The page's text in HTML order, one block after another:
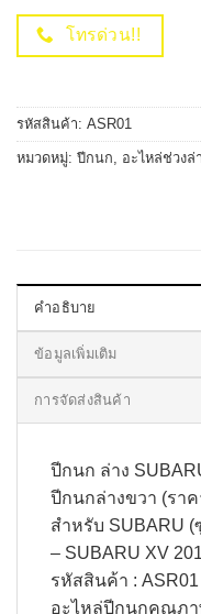
โทรด่วน!!
รหัสสินค้า: ASR01
หมวดหมู่: ปีกนก, อะไหล่ช่วงล่
คำอธิบาย
ข้อมูลเพิ่มเติม
การจัดส่งสินค้า
ปีกนก ล่าง
ปีกนกล่างขวา (ราค
สำหรับ SUBARU (
– SUBARU XV
รหัสสินค้า : ASR01
อะไหล่ปีกนกคุณภา